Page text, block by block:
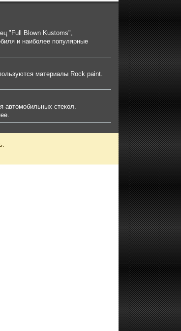
"Full Blown Kustoms",
и наиболее популярные
материалы Rock paint.
автомобильных стекол.